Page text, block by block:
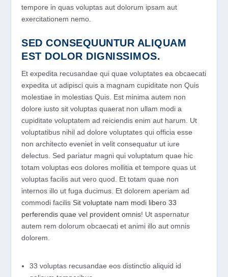
tempore in quas voluptas aut dolorum ipsam aut
exercitationem nemo.
SED CONSEQUUNTUR ALIQUAM
EST DOLOR DIGNISSIMOS.
Et expedita recusandae qui quae voluptates ea obcaecati
expedita ut adipisci quis a magnam cupiditate non Quis
molestiae in molestias Quis. Est minima autem non
dolore iusto sit voluptas quaerat non ullam modi a
cupiditate voluptatem ad reiciendis enim aut harum. Ut
voluptatibus nihil ad dolore voluptates qui officia esse
non architecto eveniet in velit consequatur ut iure
delectus. Sed pariatur magni qui voluptatum quae hic
totam voluptas eos dolores mollitia et tempore quas ut
voluptas facilis aut vero quod. Et totam quae non
internos illo ut fuga ducimus. Et dolorem aperiam ad
commodi facilis Sit voluptate nam modi libero 33
perferendis quae vel provident omnis! Ut aspernatur
autem rem dolorum obcaecati et animi illo aut omnis
dolorem.
33 voluptas recusandae eos distinctio aliquid id